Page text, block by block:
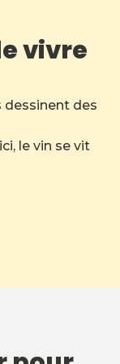
vivre
dessinent des
le vin se vit